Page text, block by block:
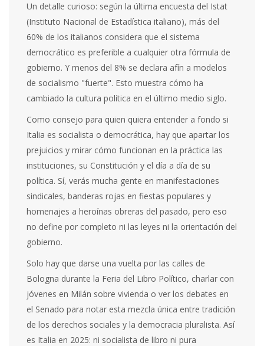
Un detalle curioso: según la última encuesta del Istat
(Instituto Nacional de Estadística italiano), más del
60% de los italianos considera que el sistema
democrático es preferible a cualquier otra fórmula de
gobierno. Y menos del 8% se declara afín a modelos
de socialismo "fuerte". Esto muestra cómo ha
cambiado la cultura política en el último medio siglo.
Como consejo para quien quiera entender a fondo si
Italia es socialista o democrática, hay que apartar los
prejuicios y mirar cómo funcionan en la práctica las
instituciones, su Constitución y el día a día de su
política. Sí, verás mucha gente en manifestaciones
sindicales, banderas rojas en fiestas populares y
homenajes a heroínas obreras del pasado, pero eso
no define por completo ni las leyes ni la orientación del
gobierno.
Solo hay que darse una vuelta por las calles de
Bologna durante la Feria del Libro Político, charlar con
jóvenes en Milán sobre vivienda o ver los debates en
el Senado para notar esta mezcla única entre tradición
de los derechos sociales y la democracia pluralista. Así
es Italia en 2025: ni socialista de libro ni pura